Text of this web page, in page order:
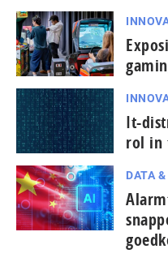
It-
rol in
DATA &